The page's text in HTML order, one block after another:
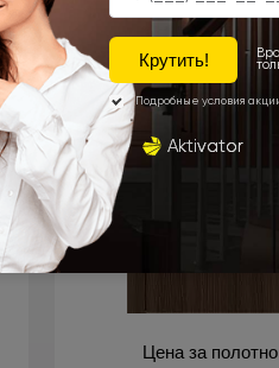
Цена за полотно